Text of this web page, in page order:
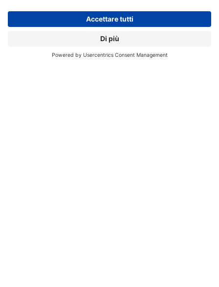
rappresenta un numero binario a 16 bit che va da
000000000000 a 11111111111111.